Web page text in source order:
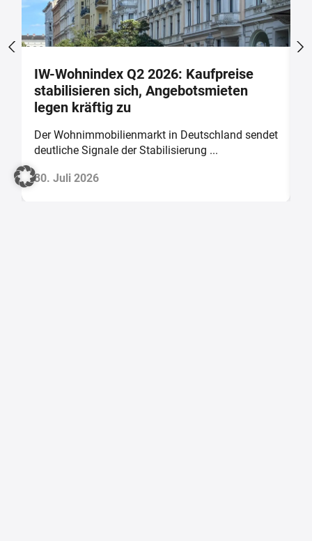
IW-Wohnindex Q2 2026: Kaufpreise
stabilisieren sich, Angebotsmieten
legen kräftig zu
Der Wohnimmobilienmarkt in Deutschland sendet
deutliche Signale der Stabilisierung ...
30. Juli 2026